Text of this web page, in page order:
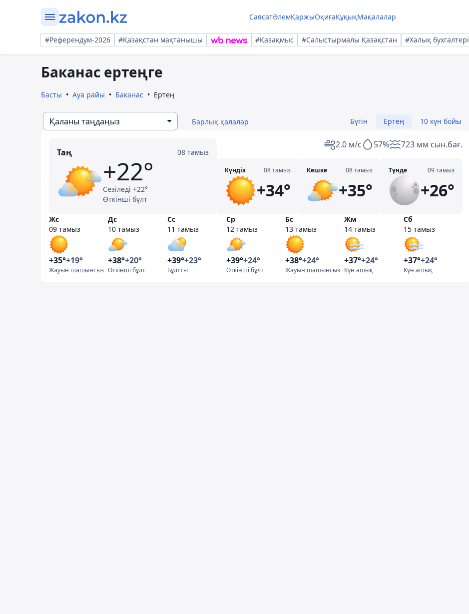
СаясатӘлемҚаржыОқиғаҚұқықМақалалар
#Референдум-2026 #Қазақстан мақтанышы #Қазақмыс #Салыстырмалы Қазақстан #Халық бухгалтері
Баканас ертеңге
Басты Ауа райы Баканас Ертең
Қаланы таңдаңыз Барлық қалалар Бүгін Ертең 10 күн бойы
Таң 08 тамыз
+22°
Сезіледі +22°
Өткінші бұлт
2.0 м/с 57% 723 мм сын.бағ.
Күндіз 08 тамыз
+34°
Кешке 08 тамыз
+35°
Түнде 09 тамыз
+26°
Жс
09 тамыз
+35°+19°
Жауын шашынсыз
Дс
10 тамыз
+38°+20°
Өткінші бұлт
Сс
11 тамыз
+39°+23°
Бұлтты
Ср
12 тамыз
+39°+24°
Өткінші бұлт
Бс
13 тамыз
+38°+24°
Жауын шашынсыз
Жм
14 тамыз
+37°+24°
Күн ашық
Сб
15 тамыз
+37°+24°
Күн ашық